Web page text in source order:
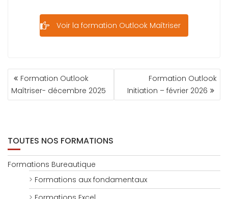
Voir la formation Outlook Maîtriser
NAVIGATION
DE
L’ARTICLE
Formation Outlook
Maîtriser- décembre 2025
Formation Outlook
Initiation – février 2026
TOUTES NOS FORMATIONS
Formations Bureautique
Formations aux fondamentaux